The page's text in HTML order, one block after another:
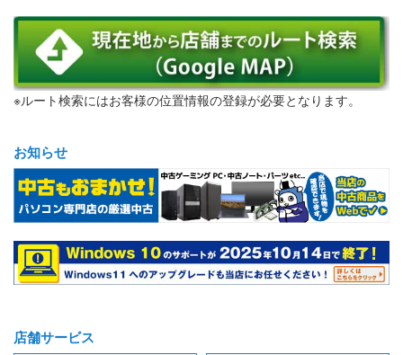
※ルート検索にはお客様の位置情報の登録が必要となります。
お知らせ
店舗サービス